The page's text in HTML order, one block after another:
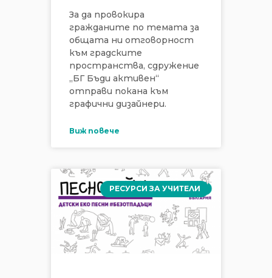
За да провокира
гражданите по темата за
общата ни отговорност
към градските
пространства, сдружение
„БГ Бъди активен“
отправи покана към
графични дизайнери.
Виж повече
РЕСУРСИ ЗА УЧИТЕЛИ